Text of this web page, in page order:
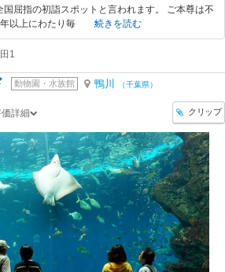
屈指の初詣スポットと言われます。 ご本尊は不
以上にわたり毎
続きを読む
1
動物園・水族館 鴨川 （千葉県）
詳細 クリップ